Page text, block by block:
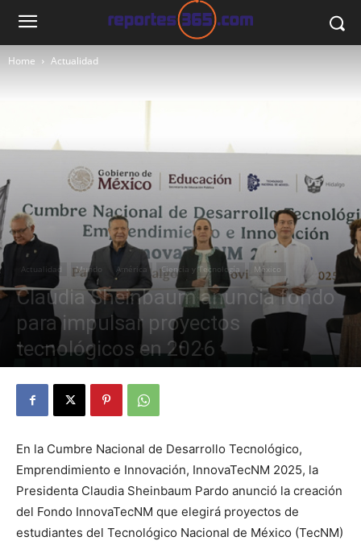
Home Actualidad
Actualidad Mundo América Ciencia y Tecnología México
Claudia Sheinbaum anuncia fondo
para impulsar proyectos
tecnológicos en 2026
En la Cumbre Nacional de Desarrollo Tecnológico,
Emprendimiento e Innovación, InnovaTecNM 2025, la
Presidenta Claudia Sheinbaum Pardo anunció la creación
del Fondo InnovaTecNM que elegirá proyectos de
estudiantes del Tecnológico Nacional de México (TecNM)